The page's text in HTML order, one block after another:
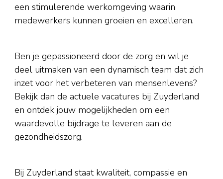
een stimulerende werkomgeving waarin
medewerkers kunnen groeien en excelleren.
Ben je gepassioneerd door de zorg en wil je
deel uitmaken van een dynamisch team dat zich
inzet voor het verbeteren van mensenlevens?
Bekijk dan de actuele vacatures bij Zuyderland
en ontdek jouw mogelijkheden om een
waardevolle bijdrage te leveren aan de
gezondheidszorg.
Bij Zuyderland staat kwaliteit, compassie en